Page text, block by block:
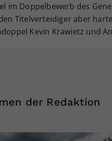
im Doppelbewerb des
Titelverteidiger aber
Kevin Krawietz und
der Redaktion